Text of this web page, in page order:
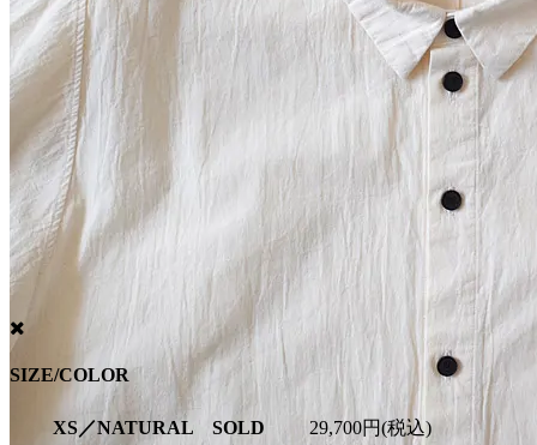
SIZE/COLOR
XS／NATURAL SOLD
29,700円(税込)